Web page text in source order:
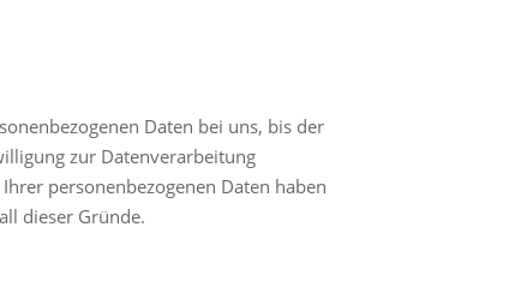
Daten bei uns, bis der
zur Datenverarbeitung
personenbezogenen Daten haben
dieser Gründe.